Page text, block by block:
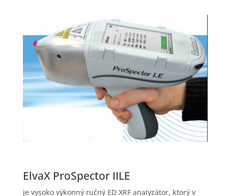
ElvaX ProSpector IILE
je vysoko výkonný ručný ED XRF analyzátor, ktorý v